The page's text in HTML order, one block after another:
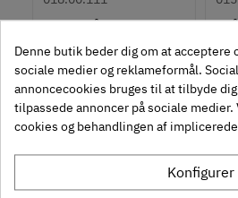
Spax Spånpladeskrue
Undersænket
Fuldgevind Ø4,0 - PZ2
1,40
Inkl. moms
Se
Denne butik beder dig om at
sociale medier og reklameformål.
annoncecookies bruges til at tilbyde
tilpassede annoncer på sociale
cookies og behandlingen af
Konfigurer